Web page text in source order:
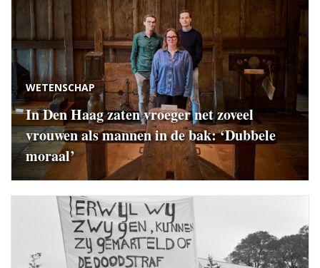
WETENSCHAP
In Den Haag zaten vroeger net zoveel
vrouwen als mannen in de bak: ‘Dubbele
moraal’